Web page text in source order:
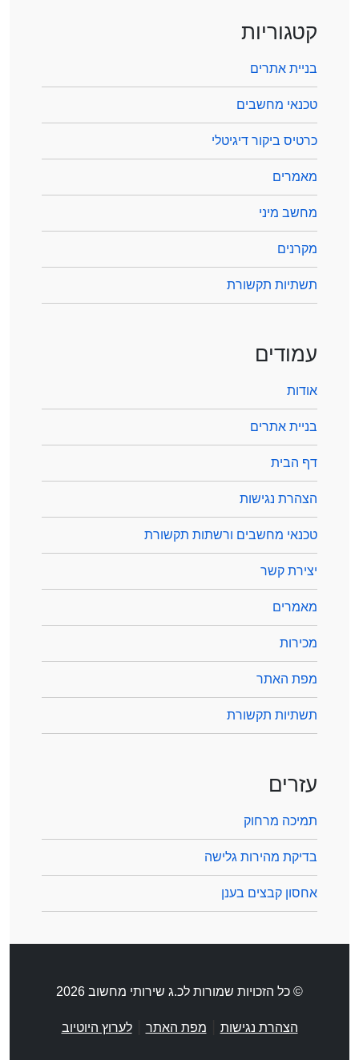
קטגוריות
בניית אתרים
טכנאי מחשבים
כרטיס ביקור דיגיטלי
מאמרים
מחשב מיני
מקרנים
תשתיות תקשורת
עמודים
אודות
בניית אתרים
דף הבית
הצהרת נגישות
טכנאי מחשבים ורשתות תקשורת
יצירת קשר
מאמרים
מכירות
מפת האתר
תשתיות תקשורת
עזרים
תמיכה מרחוק
בדיקת מהירות גלישה
אחסון קבצים בענן
© כל הזכויות שמורות לכ.ג שירותי מחשוב 2026
הצהרת נגישות מפת האתר |לערוץ היוטיוב